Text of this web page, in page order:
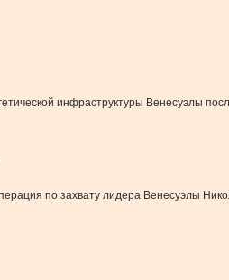
инфраструктуры Венесуэлы
по захвату лидера Венесуэлы